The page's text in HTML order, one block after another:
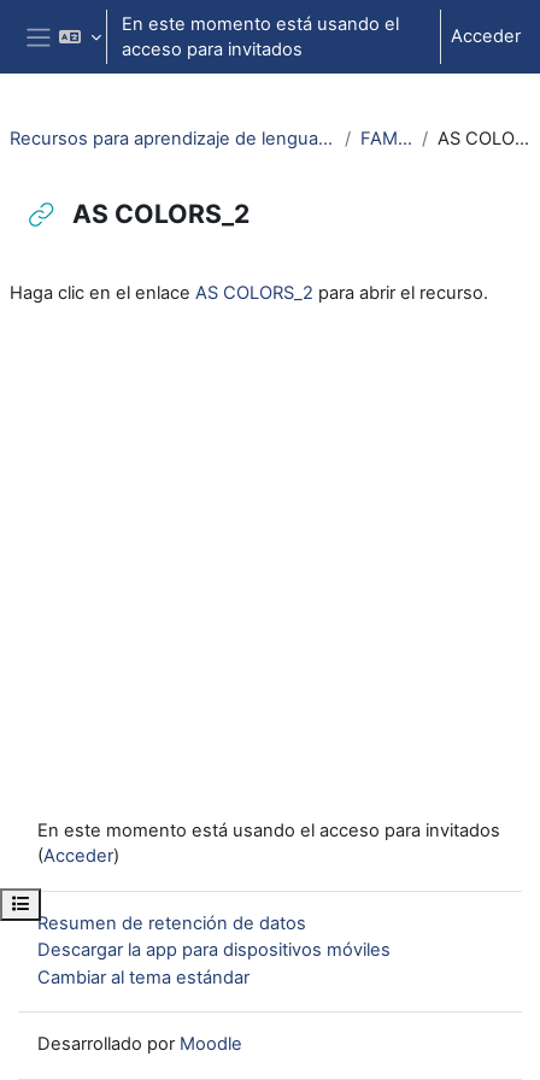
Salta al contenido principal
Panel lateral
En este momento está usando el
acceso para invitados
Acceder
Abrir índice del curso
Recursos para aprendizaje de lengua aragonesa FAMILIA AS COLORS_2
AS COLORS_2
Haga clic en el enlace AS COLORS_2 para abrir el recurso.
En este momento está usando el acceso para invitados
(Acceder)
Resumen de retención de datos
Descargar la app para dispositivos móviles
Cambiar al tema estándar
Desarrollado por Moodle